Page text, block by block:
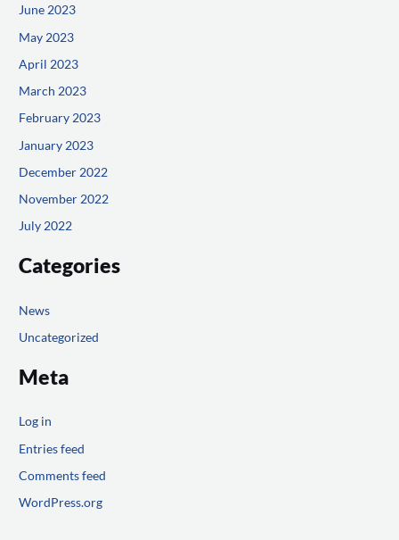
June 2023
May 2023
April 2023
March 2023
February 2023
January 2023
December 2022
November 2022
July 2022
Categories
News
Uncategorized
Meta
Log in
Entries feed
Comments feed
WordPress.org